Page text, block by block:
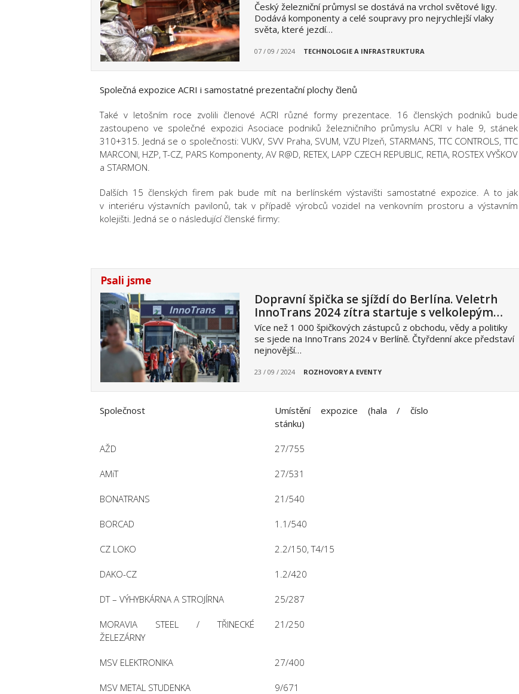
Český železniční průmysl se dostává na vrchol světové ligy.
Dodává komponenty a celé soupravy pro nejrychlejší vlaky
světa, které jezdí…
07 / 09 / 2024 TECHNOLOGIE A INFRASTRUKTURA
Společná expozice ACRI i samostatné prezentační plochy členů
Také v letošním roce zvolili členové ACRI různé formy prezentace. 16 členských podniků bude
zastoupeno ve společné expozici Asociace podniků železničního průmyslu ACRI v hale 9, stánek
310+315. Jedná se o společnosti: VUKV, SVV Praha, SVUM, VZU Plzeň, STARMANS, TTC CONTROLS, TTC
MARCONI, HZP, T-CZ, PARS Komponenty, AV R@D, RETEX, LAPP CZECH REPUBLIC, RETIA, ROSTEX VYŠKOV
a STARMON.
Dalších 15 členských firem pak bude mít na berlínském výstavišti samostatné expozice. A to jak
v interiéru výstavních pavilonů, tak v případě výrobců vozidel na venkovním prostoru a výstavním
kolejišti. Jedná se o následující členské firmy:
Psali jsme
Dopravní špička se sjíždí do Berlína. Veletrh
InnoTrans 2024 zítra startuje s velkolepým…
Více než 1 000 špičkových zástupců z obchodu, vědy a politiky
se sjede na InnoTrans 2024 v Berlíně. Čtyřdenní akce představí
nejnovější…
23 / 09 / 2024 ROZHOVORY A EVENTY
Společnost
Umístění expozice (hala / číslo
stánku)
AŽD 27/755
AMiT 27/531
BONATRANS 21/540
BORCAD 1.1/540
CZ LOKO 2.2/150, T4/15
DAKO-CZ 1.2/420
DT – VÝHYBKÁRNA A STROJÍRNA 25/287
MORAVIA STEEL / TŘINECKÉ
ŽELEZÁRNY
21/250
MSV ELEKTRONIKA 27/400
MSV METAL STUDENKA 9/671